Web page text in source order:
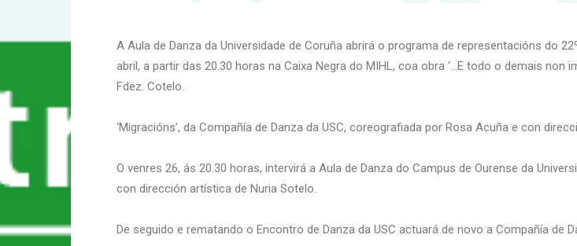
A Aula de Danza da Universidade de Coruña abrirá o programa de representacións do
abril, a partir das 20.30 horas na Caixa Negra do MIHL, coa obra ‘…E todo o demais
Fdez. Cotelo.
‘Migracións’, da Compañía de Danza da USC, coreografiada por Rosa Acuña e con
O venres 26, ás 20.30 horas, intervirá a Aula de Danza do Campus de Ourense da
con dirección artística de Nuria Sotelo.
De seguido e rematando o Encontro de Danza da USC actuará de novo a Compañía de